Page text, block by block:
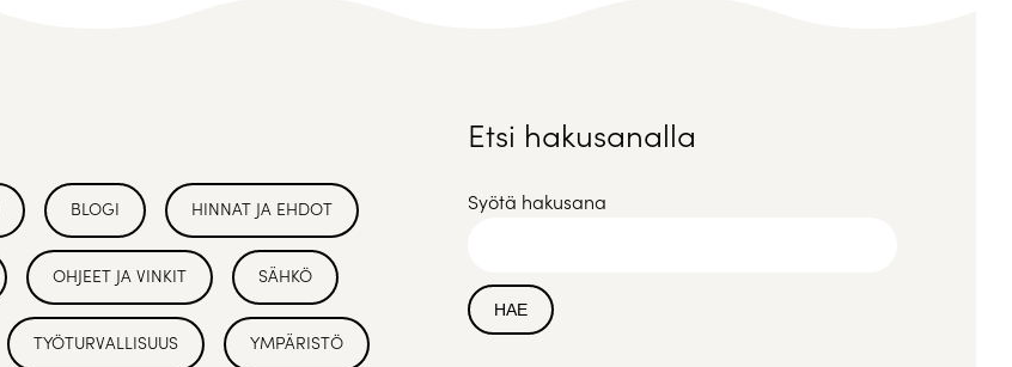
BLOGI HINNAT JA EHDOT
OHJEET JA VINKIT SÄHKÖ
TYÖTURVALLISUUS YMPÄRISTÖ
Etsi hakusanalla
Syötä hakusana